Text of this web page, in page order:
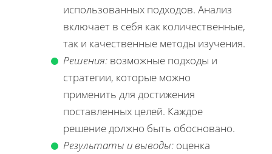
использованных подходов. Анализ
включает в себя как количественные,
так и качественные методы изучения.
Решения: возможные подходы и
стратегии, которые можно
применить для достижения
поставленных целей. Каждое
решение должно быть обосновано.
Результаты и выводы: оценка